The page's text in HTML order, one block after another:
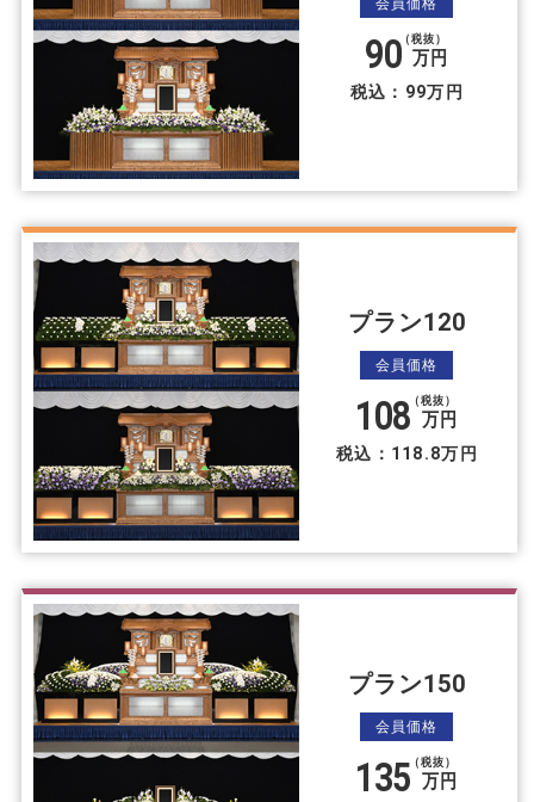
会員価格
90（税抜）
万円
税込：99万円
プラン120
会員価格
108 （税抜）
万円
税込：118.8万円
プラン150
会員価格
135（税抜）
万円